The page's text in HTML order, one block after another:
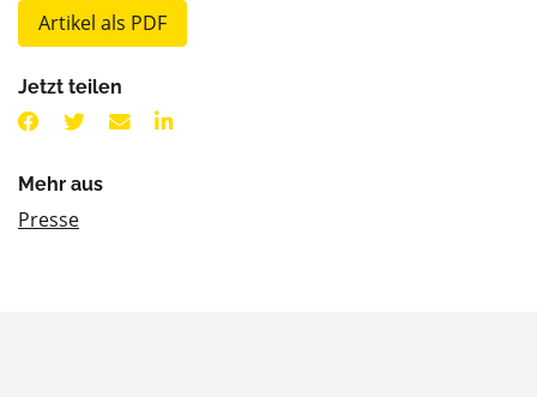
Artikel als PDF
Jetzt teilen
Mehr aus
Presse